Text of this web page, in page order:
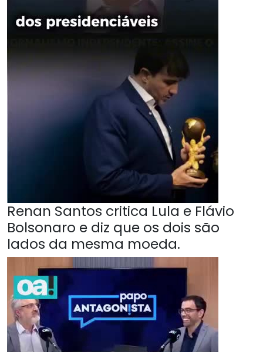
Renan Santos critica Lula e Flávio
Bolsonaro e diz que os dois são
lados da mesma moeda.